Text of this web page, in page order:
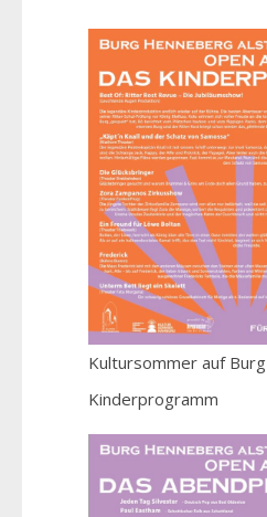
Kultursommer auf
Kinderprogramm